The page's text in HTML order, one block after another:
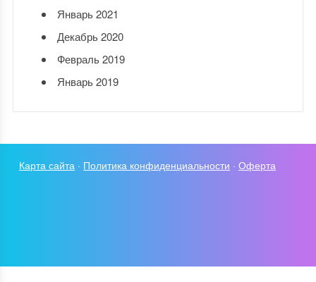
Январь 2021
Декабрь 2020
Февраль 2019
Январь 2019
Карта сайта · Политика конфиденциальности ·Оферта